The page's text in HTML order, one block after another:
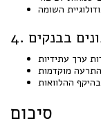
בבנקים
סיכום